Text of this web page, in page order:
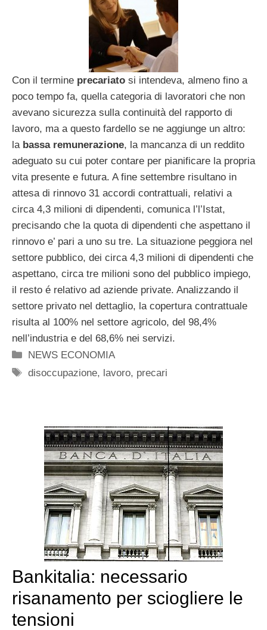
Con il termine precariato si intendeva, almeno fino a
poco tempo fa, quella categoria di lavoratori che non
avevano sicurezza sulla continuità del rapporto di
lavoro, ma a questo fardello se ne aggiunge un altro:
la bassa remunerazione, la mancanza di un reddito
adeguato su cui poter contare per pianificare la propria
vita presente e futura. A fine settembre risultano in
attesa di rinnovo 31 accordi contrattuali, relativi a
circa 4,3 milioni di dipendenti, comunica l’l’Istat,
precisando che la quota di dipendenti che aspettano il
rinnovo e’ pari a uno su tre. La situazione peggiora nel
settore pubblico, dei circa 4,3 milioni di dipendenti che
aspettano, circa tre milioni sono del pubblico impiego,
il resto é relativo ad aziende private. Analizzando il
settore privato nel dettaglio, la copertura contrattuale
risulta al 100% nel settore agricolo, del 98,4%
nell’industria e del 68,6% nei servizi.
Categorie
NEWS ECONOMIA
Tag
disoccupazione, lavoro, precari
Bankitalia: necessario
risanamento per sciogliere le
tensioni